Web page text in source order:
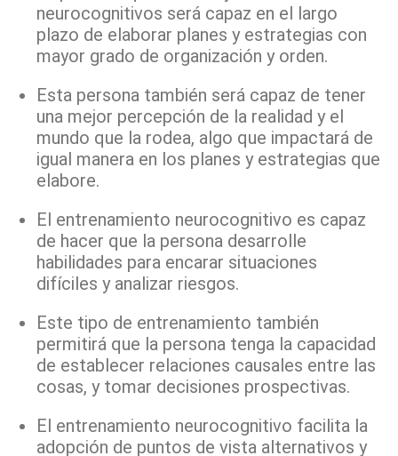
neurocognitivos será capaz en el largo
plazo de elaborar planes y estrategias con
mayor grado de organización y orden.
Esta persona también será capaz de tener
una mejor percepción de la realidad y el
mundo que la rodea, algo que impactará de
igual manera en los planes y estrategias que
elabore.
El entrenamiento neurocognitivo es capaz
de hacer que la persona desarrolle
habilidades para encarar situaciones
difíciles y analizar riesgos.
Este tipo de entrenamiento también
permitirá que la persona tenga la capacidad
de establecer relaciones causales entre las
cosas, y tomar decisiones prospectivas.
El entrenamiento neurocognitivo facilita la
adopción de puntos de vista alternativos y